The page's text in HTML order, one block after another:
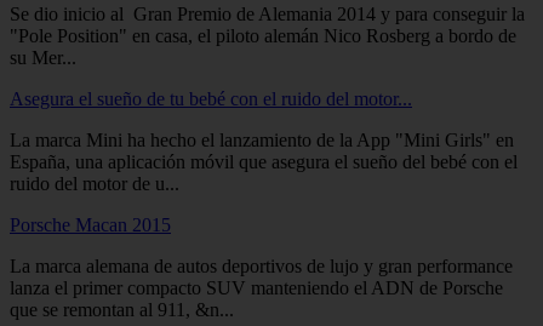
Se dio inicio al Gran Premio de Alemania 2014 y para conseguir la
"Pole Position" en casa, el piloto alemán Nico Rosberg a bordo de
su Mer...
Asegura el sueño de tu bebé con el ruido del motor...
La marca Mini ha hecho el lanzamiento de la App "Mini Girls" en
España, una aplicación móvil que asegura el sueño del bebé con el
ruido del motor de u...
Porsche Macan 2015
La marca alemana de autos deportivos de lujo y gran performance
lanza el primer compacto SUV manteniendo el ADN de Porsche
que se remontan al 911, &n...